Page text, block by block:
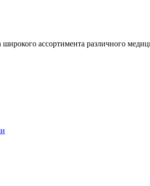
ассортимента различного